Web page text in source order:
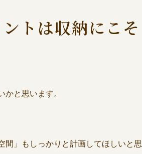
トは収納にこそ
と思います。
間」もしっかりと計画してほしいと思